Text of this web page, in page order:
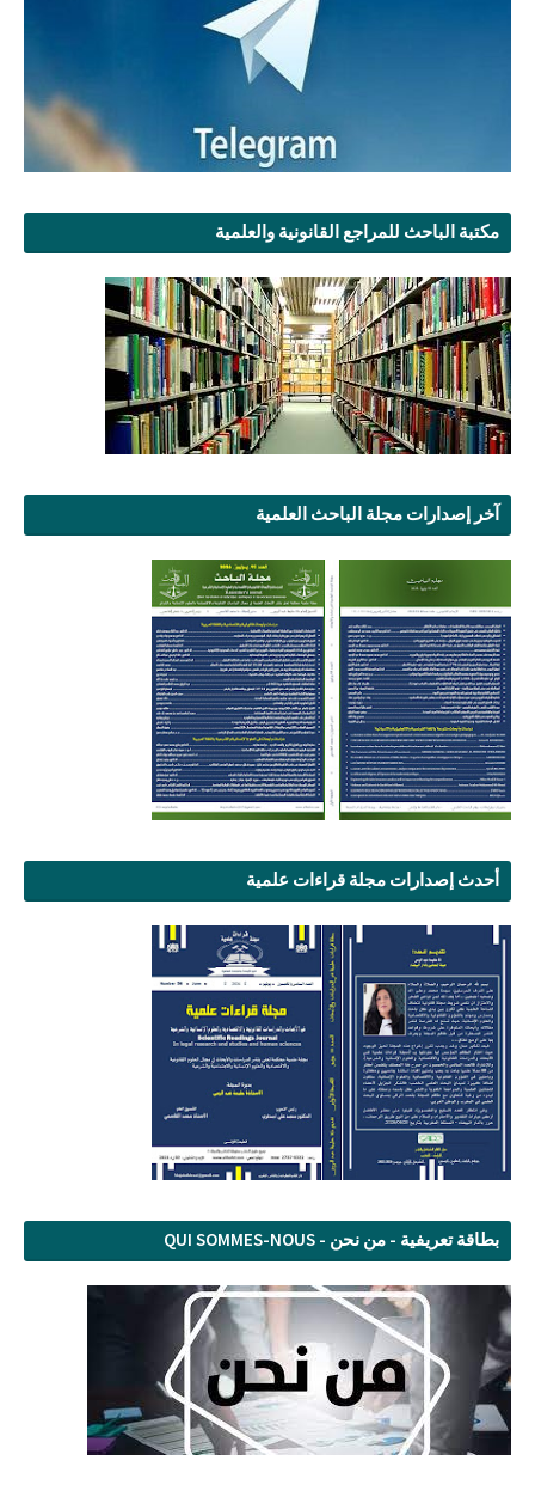
مكتبة الباحث للمراجع القانونية والعلمية
آخر إصدارات مجلة الباحث العلمية
أحدث إصدارات مجلة قراءات علمية
بطاقة تعريفية - من نحن - QUI SOMMES-NOUS